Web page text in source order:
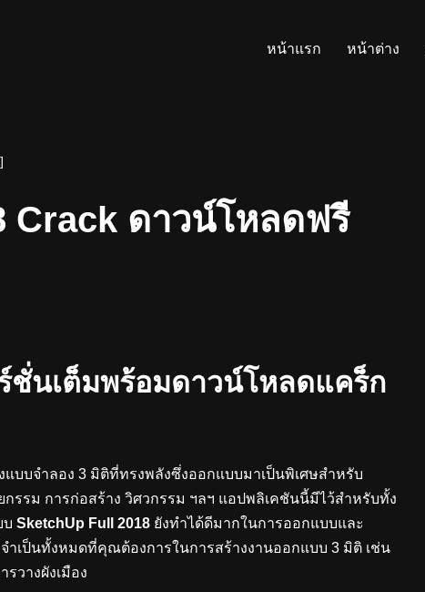
หน้าแรก หน้าต่าง
Crack ดาวน์โหลดฟรี
ชั่นเต็มพร้อมดาวน์โหลดแคร็ก
แบบจำลอง 3 มิติที่ทรงพลังซึ่งออกแบบมาเป็นพิเศษสำหรับ
รรม การก่อสร้าง วิศวกรรม ฯลฯ แอปพลิเคชันนี้มีไว้สำหรับทั้ง
บ SketchUp Full 2018 ยังทำได้ดีมากในการออกแบบและ
เป็นทั้งหมดที่คุณต้องการในการสร้างงานออกแบบ 3 มิติ เช่น
วางผังเมือง